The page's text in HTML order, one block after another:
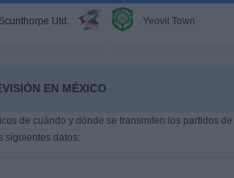
Scunthorpe Utd. Yeovil Town
EN MÉXICO
de cuándo y dónde se transmiten los partidos de
siguientes datos: